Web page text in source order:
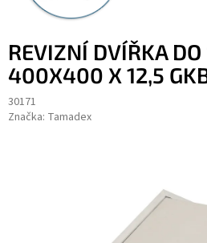
REVIZNÍ DVÍŘKA DO
400X400 X 12,5
30171
Značka: Tamadex